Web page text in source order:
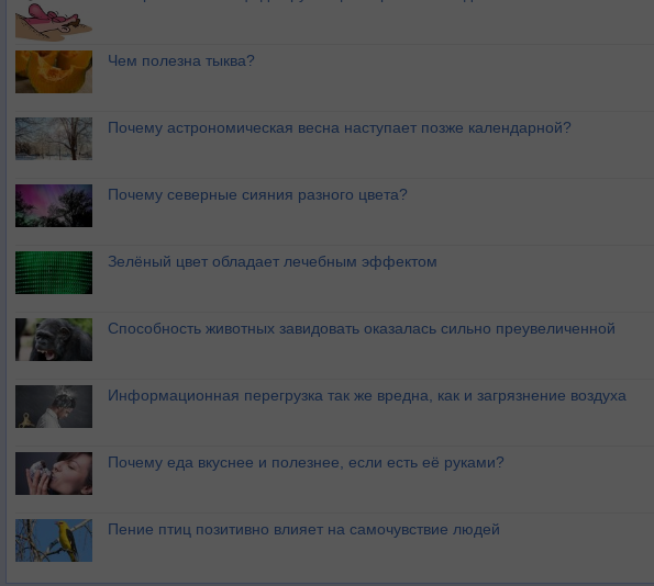
Чем полезна тыква?
Почему астрономическая весна наступает позже календарной?
Почему северные сияния разного цвета?
Зелёный цвет обладает лечебным эффектом
Способность животных завидовать оказалась сильно преувеличенной
Информационная перегрузка так же вредна, как и загрязнение воздуха
Почему еда вкуснее и полезнее, если есть её руками?
Пение птиц позитивно влияет на самочувствие людей